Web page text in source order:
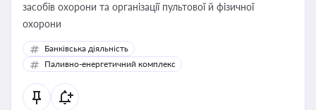
засобів охорони та організації пультової й фізичної
охорони
Банківська діяльність
Паливно-енергетичний комплекс